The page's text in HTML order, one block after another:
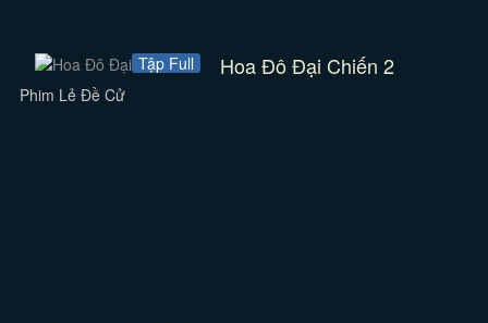
Tập Full Hoa Đô Đại Chiến 2
Phim Lẻ Đề Cử